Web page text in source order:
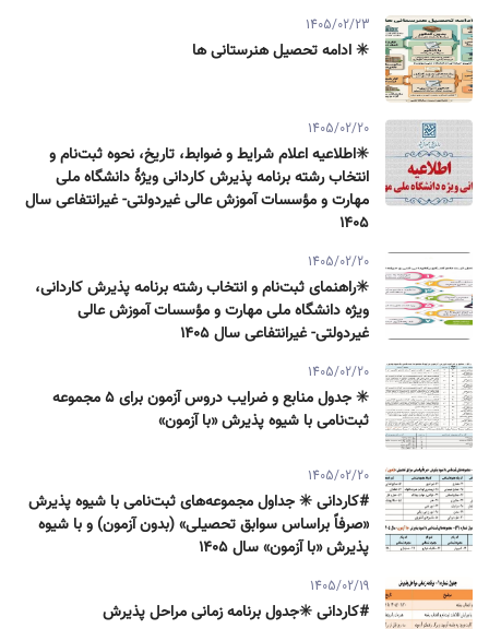
1405/02/23
✳️ ادامه تحصیل هنرستانی ها
1405/02/20
✳️اطلاعیه اعلام شرایط و ضوابط، تاریخ، نحوه ثبت‌نام و
انتخاب رشته برنامه پذیرش كاردانی ویژۀ دانشگاه ملی
مهارت و مؤسسات آموزش عالی غیردولتی- غیرانتفاعی سال
۱۴۰۵
1405/02/20
✳️راهنمای ثبت‌نام و انتخاب رشته برنامه پذیرش كاردانی،
ویژه دانشگاه ملی مهارت و مؤسسات آموزش عالی
غیردولتی- غیرانتفاعی سال ۱۴۰۵
1405/02/20
✳️ جدول منابع و ضرایب دروس آزمون برای ۵ مجموعه
ثبت‌نامی با شیوه پذیرش «با آزمون»
1405/02/20
#کاردانی ✳️ جداول مجموعه‌های ثبت‌نامی با شیوه پذیرش
«صرفاً براساس سوابق تحصیلی» (بدون آزمون) و با شیوه
پذیرش «با آزمون» سال ۱۴۰۵
1405/02/19
#کاردانی ✳️جدول برنامه زمانی مراحل پذیرش